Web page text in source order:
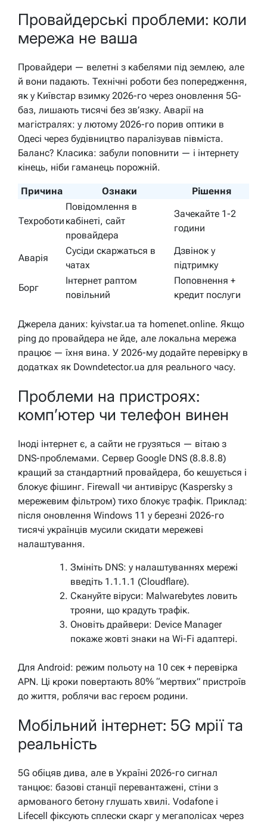
Провайдерські проблеми: коли
мережа не ваша
Провайдери — велетні з кабелями під землею, але
й вони падають. Технічні роботи без попередження,
як у Київстар взимку 2026-го через оновлення 5G-
баз, лишають тисячі без зв’язку. Аварії на
магістралях: у лютому 2026-го порив оптики в
Одесі через будівництво паралізував півміста.
Баланс? Класика: забули поповнити — і інтернету
кінець, ніби гаманець порожній.
Причина Ознаки Рішення
Техроботи
Повідомлення в
кабінеті, сайт
провайдера
Зачекайте 1-2
години
Аварія
Сусіди скаржаться в
чатах
Дзвінок у
підтримку
Борг
Інтернет раптом
повільний
Поповнення +
кредит послуги
Джерела даних: kyivstar.ua та homenet.online. Якщо
ping до провайдера не йде, але локальна мережа
працює — їхня вина. У 2026-му додайте перевірку в
додатках як Downdetector.ua для реального часу.
Проблеми на пристроях:
комп’ютер чи телефон винен
Іноді інтернет є, а сайти не грузяться — вітаю з
DNS-проблемами. Сервер Google DNS (8.8.8.8)
кращий за стандартний провайдера, бо кешується і
блокує фішинг. Firewall чи антивірус (Kaspersky з
мережевим фільтром) тихо блокує трафік. Приклад:
після оновлення Windows 11 у березні 2026-го
тисячі українців мусили скидати мережеві
налаштування.
Змініть DNS: у налаштуваннях мережі
введіть 1.1.1.1 (Cloudflare).
Скануйте віруси: Malwarebytes ловить
трояни, що крадуть трафік.
Оновіть драйвери: Device Manager
покаже жовті знаки на Wi-Fi адаптері.
Для Android: режим польоту на 10 сек + перевірка
APN. Ці кроки повертають 80% “мертвих” пристроїв
до життя, роблячи вас героєм родини.
Мобільний інтернет: 5G мрії та
реальність
5G обіцяв дива, але в Україні 2026-го сигнал
танцює: базові станції перевантажені, стіни з
армованого бетону глушать хвилі. Vodafone і
Lifecell фіксують сплески скарг у мегаполісах через